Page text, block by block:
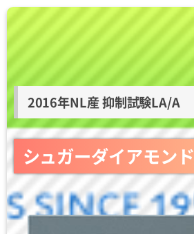
2016年NL産 抑制試験LA/A
シュガーダイアモンド